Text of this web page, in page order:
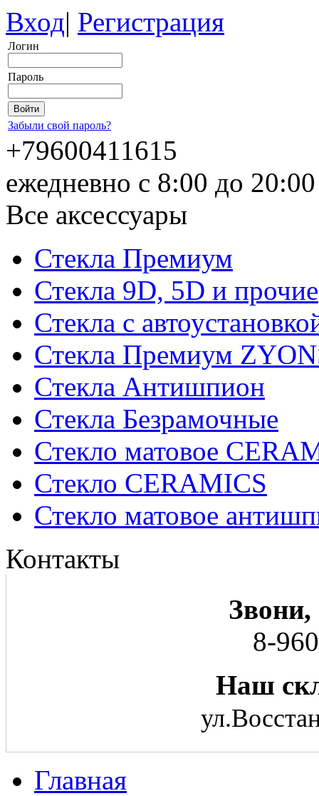
Вход| Регистрация
Логин
Пароль
Забыли свой пароль?
+79600411615
ежедневно с 8:00 до
Все аксессуары
Стекла Премиум
Стекла 9D, 5D и прочие
Стекла с
Стекла Премиум
Стекла Антишпион
Стекла Безрамочные
Стекло матовое
Стекло CERAMICS
Стекло матовое
Контакты
8-
Наш
Главная